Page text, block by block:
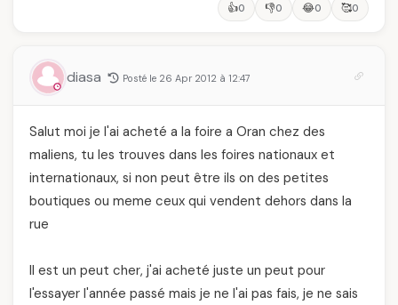
👍0 👎0 😂0 🥰0
diasa Posté le 26 Apr 2012 à 12:47
Salut moi je l'ai acheté a la foire a Oran chez des
maliens, tu les trouves dans les foires nationaux et
internationaux, si non peut être ils on des petites
boutiques ou meme ceux qui vendent dehors dans la
rue
Il est un peut cher, j'ai acheté juste un peut pour
l'essayer l'année passé mais je ne l'ai pas fais, je ne sais